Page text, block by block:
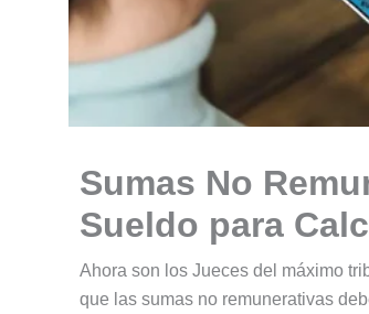
Sumas No
Sueldo para
Ahora son los Jueces del máximo
que las sumas no remunerativas